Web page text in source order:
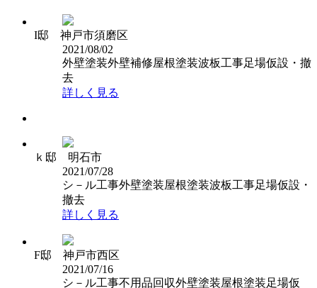
I邸 神戸市須磨区
2021/08/02
外壁塗装外壁補修屋根塗装波板工事足場仮設・撤
去
詳しく見る
ｋ邸 明石市
2021/07/28
シ－ル工事外壁塗装屋根塗装波板工事足場仮設・
撤去
詳しく見る
F邸 神戸市西区
2021/07/16
シ－ル工事不用品回収外壁塗装屋根塗装足場仮